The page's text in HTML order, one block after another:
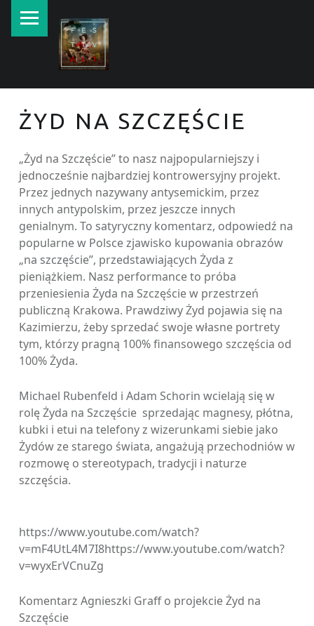
ŻYD NA SZCZĘŚCIE
„Żyd na Szczęście” to nasz najpopularniejszy i
jednocześnie najbardziej kontrowersyjny projekt.
Przez jednych nazywany antysemickim, przez
innych antypolskim, przez jeszcze innych
genialnym. To satyryczny komentarz, odpowiedź na
popularne w Polsce zjawisko kupowania obrazów
„na szczęście”, przedstawiających Żyda z
pieniążkiem. Nasz performance to próba
przeniesienia Żyda na Szczęście w przestrzeń
publiczną Krakowa. Prawdziwy Żyd pojawia się na
Kazimierzu, żeby sprzedać swoje własne portrety
tym, którzy pragną 100% finansowego szczęścia od
100% Żyda.
Michael Rubenfeld i Adam Schorin wcielają się w
rolę Żyda na Szczęście sprzedając magnesy, płótna,
kubki i etui na telefony z wizerunkami siebie jako
Żydów ze starego świata, angażują przechodniów w
rozmowę o stereotypach, tradycji i naturze
szczęścia.
https://www.youtube.com/watch?
v=mF4UtL4M7I8https://www.youtube.com/watch?
v=wyxErVCnuZg
Komentarz Agnieszki Graff o projekcie Żyd na
Szczęście